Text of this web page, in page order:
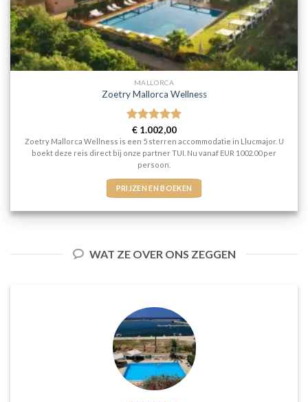
MALLORCA
Zoetry Mallorca Wellness
Gewaardeerd
5uit 5
€1.002,00
Zoetry Mallorca Wellness is een 5 sterren accommodatie in Llucmajor. U
boekt deze reis direct bij onze partner TUI. Nu vanaf EUR 1002.00 per
persoon.
PRIJZEN EN BOEKEN
WAT ZE OVER ONS ZEGGEN